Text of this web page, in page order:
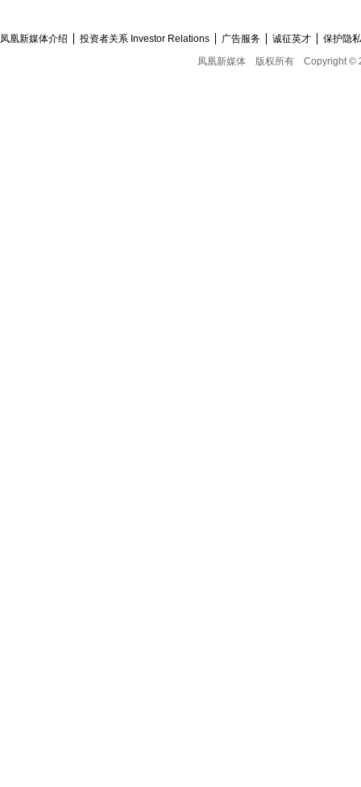
凤凰新媒体介绍 投资者关系 Investor Relations 广告服务 诚征英才
保护隐
凤凰新媒体
版权所有 Copyright ©